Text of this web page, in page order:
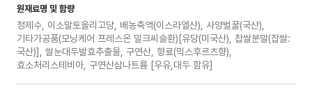
원재료명 및 함량
정제수, 이소말토올리고당, 배농축액(이스라엘산), 사양벌꿀(국산),
기타가공품(모닝케어 프레스온 밀크씨슬환)[유당(미국산), 찹쌀분말(찹쌀:
국산)], 쌀눈대두발효추출물, 구연산, 향료(믹스후르츠향),
효소처리스테비아, 구연산삼나트륨 [우유,대두 함유]